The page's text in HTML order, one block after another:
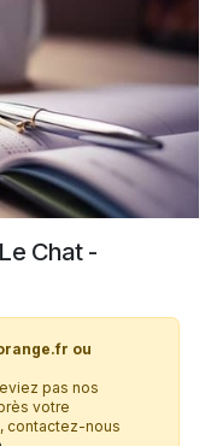
Chat -
ou
pas nos
votre
contactez-nous